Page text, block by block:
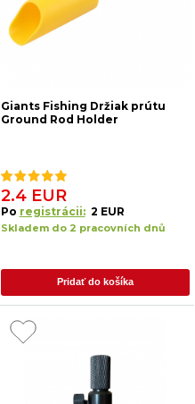
Giants Fishing Držiak prútu
Ground Rod Holder
2.4 EUR
Po registrácii: 2 EUR
Skladem do 2 pracovních dnů
Pridať do košíka